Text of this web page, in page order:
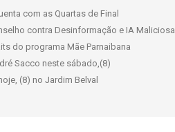
com as Quartas de Final
contra Desinformação e IA Maliciosa
do programa Mãe Parnaibana
Sacco neste sábado,(8)
(8) no Jardim Belval